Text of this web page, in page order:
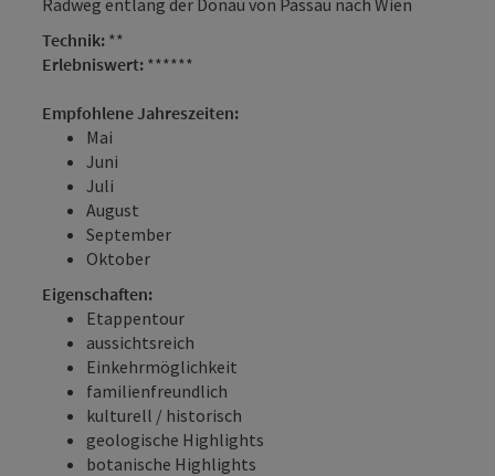
Technik: **
Erlebniswert: ******
Empfohlene Jahreszeiten:
Mai
Juni
Juli
August
September
Oktober
Eigenschaften:
Etappentour
aussichtsreich
Einkehrmöglichkeit
familienfreundlich
kulturell / historisch
geologische Highlights
botanische Highlights